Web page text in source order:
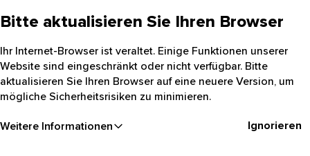
Bitte aktualisieren Sie Ihren Browser
Ihr Internet-Browser ist veraltet. Einige Funktionen unserer
Website sind eingeschränkt oder nicht verfügbar. Bitte
aktualisieren Sie Ihren Browser auf eine neuere Version, um
mögliche Sicherheitsrisiken zu minimieren.
Weitere Informationen Ignorieren